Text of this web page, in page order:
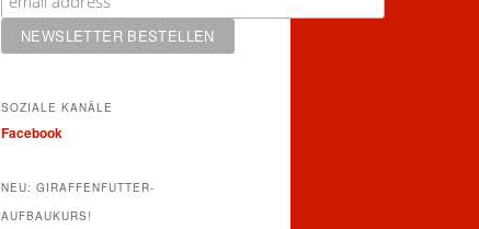
SOZIALE KANÄLE
Facebook
NEU: GIRAFFENFUTTER-
AUFBAUKURS!